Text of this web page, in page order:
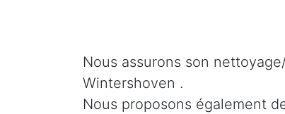
Nous assurons son
Wintershoven .
Nous proposons également